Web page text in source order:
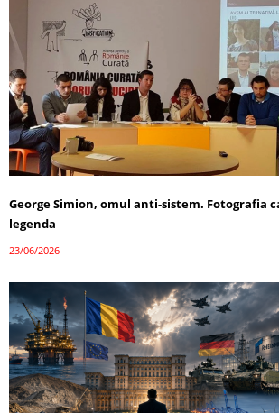
George Simion, omul anti-sistem. Fotografia
legenda
23/06/2026